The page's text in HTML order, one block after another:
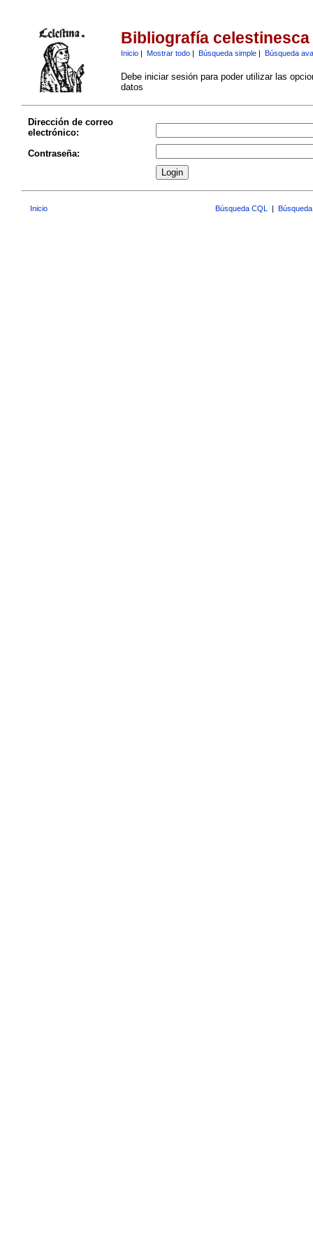
Bibliografía celestinesca
Inicio| Mostrar todo| Búsqueda simple| Búsqueda
Debe iniciar sesión para poder utilizar las
datos
Dirección de correo
electrónico:
Contraseña:
Inicio Búsqueda CQL |